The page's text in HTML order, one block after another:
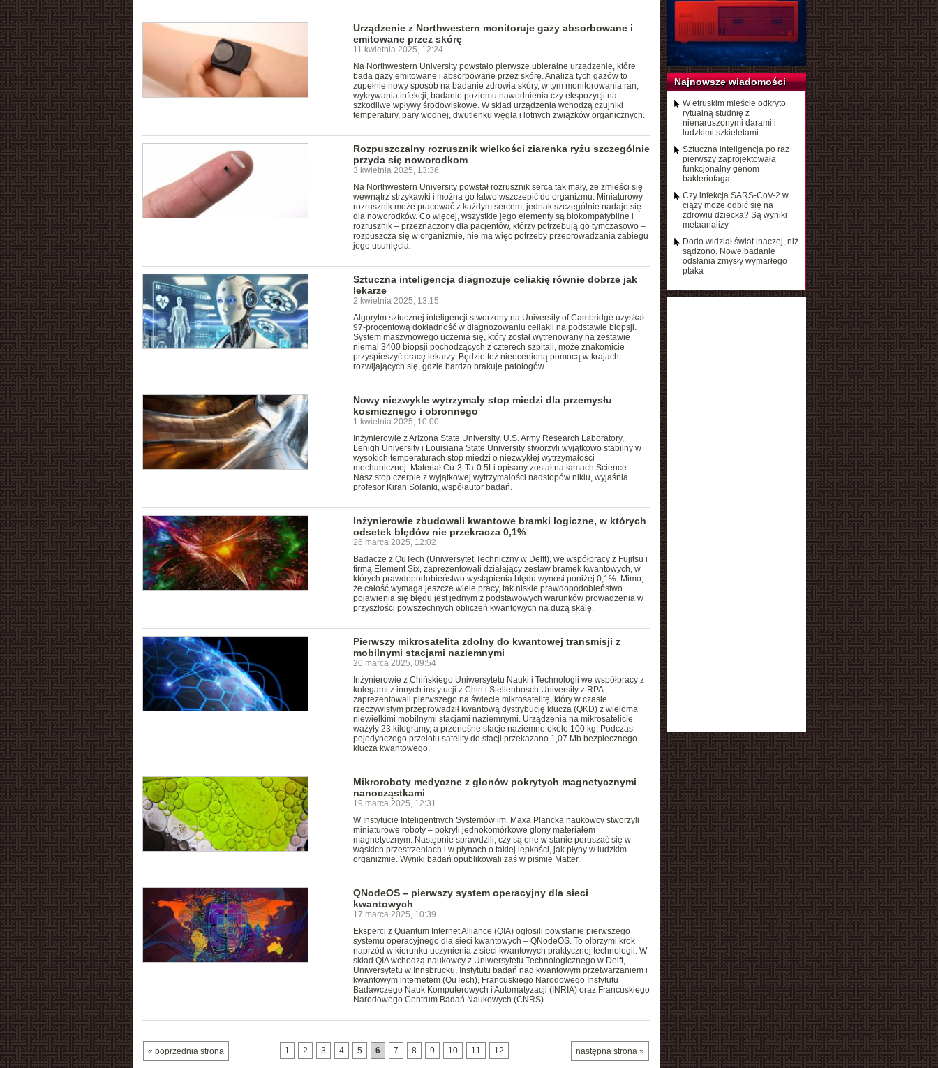
Urządzenie z Northwestern monitoruje gazy absorbowane i
emitowane przez skórę
11 kwietnia 2025, 12:24
Na Northwestern University powstało pierwsze ubieralne urządzenie, które
bada gazy emitowane i absorbowane przez skórę. Analiza tych gazów to
zupełnie nowy sposób na badanie zdrowia skóry, w tym monitorowania ran,
wykrywania infekcji, badanie poziomu nawodnienia czy ekspozycji na
szkodliwe wpływy środowiskowe. W skład urządzenia wchodzą czujniki
temperatury, pary wodnej, dwutlenku węgla i lotnych związków organicznych.
Rozpuszczalny rozrusznik wielkości ziarenka ryżu szczególnie
przyda się noworodkom
3 kwietnia 2025, 13:36
Na Northwestern University powstał rozrusznik serca tak mały, że zmieści się
wewnątrz strzykawki i można go łatwo wszczepić do organizmu. Miniaturowy
rozrusznik może pracować z każdym sercem, jednak szczególnie nadaje się
dla noworodków. Co więcej, wszystkie jego elementy są biokompatybilne i
rozrusznik – przeznaczony dla pacjentów, którzy potrzebują go tymczasowo –
rozpuszcza się w organizmie, nie ma więc potrzeby przeprowadzania zabiegu
jego usunięcia.
Sztuczna inteligencja diagnozuje celiakię równie dobrze jak
lekarze
2 kwietnia 2025, 13:15
Algorytm sztucznej inteligencji stworzony na University of Cambridge uzyskał
97-procentową dokładność w diagnozowaniu celiakii na podstawie biopsji.
System maszynowego uczenia się, który został wytrenowany na zestawie
niemal 3400 biopsji pochodzących z czterech szpitali, może znakomicie
przyspieszyć pracę lekarzy. Będzie też nieocenioną pomocą w krajach
rozwijających się, gdzie bardzo brakuje patologów.
Nowy niezwykle wytrzymały stop miedzi dla przemysłu
kosmicznego i obronnego
1 kwietnia 2025, 10:00
Inżynierowie z Arizona State University, U.S. Army Research Laboratory,
Lehigh University i Louisiana State University stworzyli wyjątkowo stabilny w
wysokich temperaturach stop miedzi o niezwykłej wytrzymałości
mechanicznej. Materiał Cu-3-Ta-0.5Li opisany został na łamach Science.
Nasz stop czerpie z wyjątkowej wytrzymałości nadstopów niklu, wyjaśnia
profesor Kiran Solanki, współautor badań.
Inżynierowie zbudowali kwantowe bramki logiczne, w których
odsetek błędów nie przekracza 0,1%
26 marca 2025, 12:02
Badacze z QuTech (Uniwersytet Techniczny w Delft), we współpracy z Fujitsu i
firmą Element Six, zaprezentowali działający zestaw bramek kwantowych, w
których prawdopodobieństwo wystąpienia błędu wynosi poniżej 0,1%. Mimo,
że całość wymaga jeszcze wiele pracy, tak niskie prawdopodobieństwo
pojawienia się błędu jest jednym z podstawowych warunków prowadzenia w
przyszłości powszechnych obliczeń kwantowych na dużą skalę.
Pierwszy mikrosatelita zdolny do kwantowej transmisji z
mobilnymi stacjami naziemnymi
20 marca 2025, 09:54
Inżynierowie z Chińskiego Uniwersytetu Nauki i Technologii we współpracy z
kolegami z innych instytucji z Chin i Stellenbosch University z RPA
zaprezentowali pierwszego na świecie mikrosatelitę, który w czasie
rzeczywistym przeprowadził kwantową dystrybucję klucza (QKD) z wieloma
niewielkimi mobilnymi stacjami naziemnymi. Urządzenia na mikrosatelicie
ważyły 23 kilogramy, a przenośne stacje naziemne około 100 kg. Podczas
pojedynczego przelotu satelity do stacji przekazano 1,07 Mb bezpiecznego
klucza kwantowego.
Mikroroboty medyczne z glonów pokrytych magnetycznymi
nanocząstkami
19 marca 2025, 12:31
W Instytucie Inteligentnych Systemów im. Maxa Plancka naukowcy stworzyli
miniaturowe roboty – pokryli jednokomórkowe glony materiałem
magnetycznym. Następnie sprawdzili, czy są one w stanie poruszać się w
wąskich przestrzeniach i w płynach o takiej lepkości, jak płyny w ludzkim
organizmie. Wyniki badań opublikowali zaś w piśmie Matter.
QNodeOS – pierwszy system operacyjny dla sieci
kwantowych
17 marca 2025, 10:39
Eksperci z Quantum Internet Alliance (QIA) ogłosili powstanie pierwszego
systemu operacyjnego dla sieci kwantowych – QNodeOS. To olbrzymi krok
naprzód w kierunku uczynienia z sieci kwantowych praktycznej technologii. W
skład QIA wchodzą naukowcy z Uniwersytetu Technologicznego w Delft,
Uniwersytetu w Innsbrucku, Instytutu badań nad kwantowym przetwarzaniem i
kwantowym internetem (QuTech), Francuskiego Narodowego Instytutu
Badawczego Nauk Komputerowych i Automatyzacji (INRIA) oraz Francuskiego
Narodowego Centrum Badań Naukowych (CNRS).
« poprzednia strona następna strona »
1 2 3 4 5 6 7 8 9 10 11 12 …
Najnowsze wiadomości
W etruskim mieście odkryto
rytualną studnię z
nienaruszonymi darami i
ludzkimi szkieletami
Sztuczna inteligencja po raz
pierwszy zaprojektowała
funkcjonalny genom
bakteriofaga
Czy infekcja SARS-CoV-2 w
ciąży może odbić się na
zdrowiu dziecka? Są wyniki
metaanalizy
Dodo widział świat inaczej, niż
sądzono. Nowe badanie
odsłania zmysły wymarłego
ptaka